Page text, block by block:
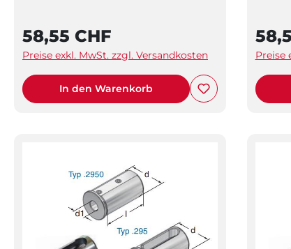
58,55 CHF
Preise exkl. MwSt. zzgl. Versandkosten
In den Warenkorb
Preise